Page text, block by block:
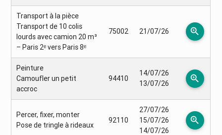
Transport à la pièce
Transport de 10 colis
lourds avec camion 20 m³
– Paris 2ᵉ vers Paris 8ᵉ
75002 21/07/26 zoom_in
Peinture
Camoufler un petit
accroc
94410
14/07/26
13/07/26
zoom_in
Percer, fixer, monter
Pose de tringle à rideaux
92110
27/07/26
15/07/26
14/07/26
zoom_in